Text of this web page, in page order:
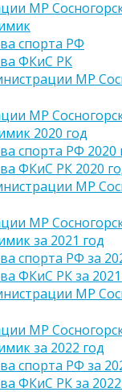
МР
спорта РФ
ФКиС РК
МР
МР
2020 год
спорта РФ 2020
ФКиС РК 2020
МР
МР
за 2021 год
спорта РФ за
ФКиС РК за
МР
МР
за 2022 год
спорта РФ за
ФКиС РК за